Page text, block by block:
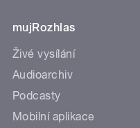
mujRozhlas
Živé vysílání
Audioarchiv
Podcasty
Mobilní aplikace